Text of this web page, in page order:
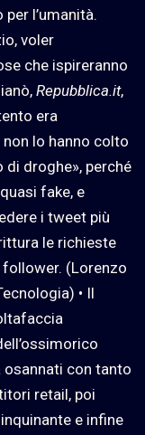
l’umanità.
voler
che ispireranno
Repubblica.it,
era
lo hanno colto
di droghe», perché
fake, e
i tweet più
le richieste
(Lorenzo
• Il
con tanto
retail, poi
e infine